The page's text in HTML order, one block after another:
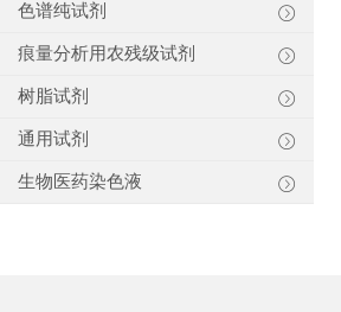
色谱纯试剂
痕量分析用农残级试剂
树脂试剂
通用试剂
生物医药染色液